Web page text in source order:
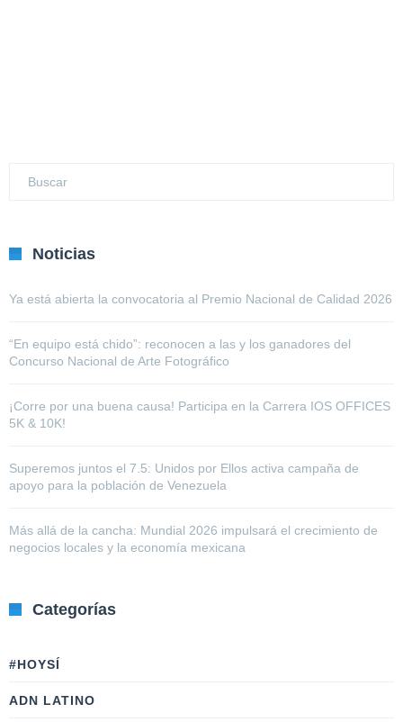
Noticias
Ya está abierta la convocatoria al Premio Nacional de Calidad 2026
“En equipo está chido”: reconocen a las y los ganadores del
Concurso Nacional de Arte Fotográfico
¡Corre por una buena causa! Participa en la Carrera IOS OFFICES
5K & 10K!
Superemos juntos el 7.5: Unidos por Ellos activa campaña de
apoyo para la población de Venezuela
Más allá de la cancha: Mundial 2026 impulsará el crecimiento de
negocios locales y la economía mexicana
Categorías
#HOYSÍ
ADN LATINO